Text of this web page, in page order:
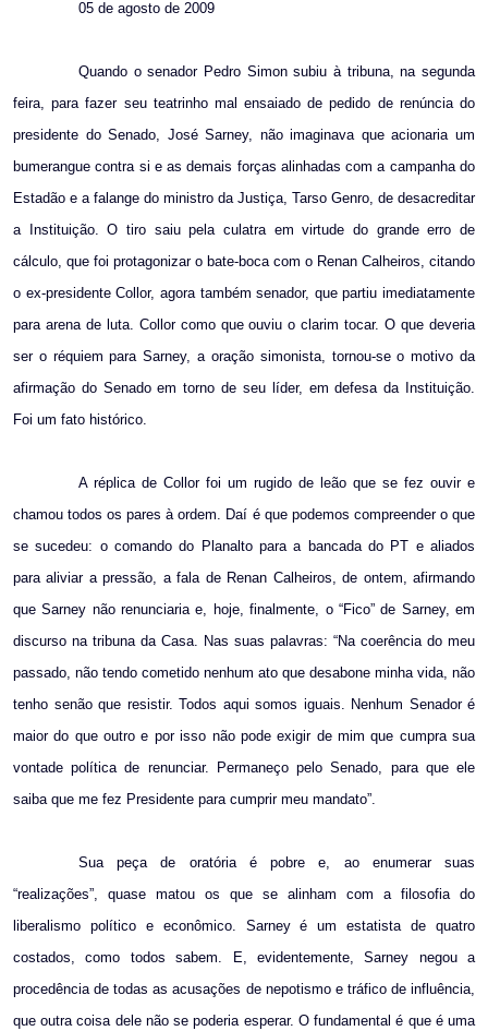
05 de agosto de 2009
Quando o senador Pedro Simon subiu à tribuna, na segunda
feira, para fazer seu teatrinho mal ensaiado de pedido de renúncia do
presidente do Senado, José Sarney, não imaginava que acionaria um
bumerangue contra si e as demais forças alinhadas com a campanha do
Estadão e a falange do ministro da Justiça, Tarso Genro, de desacreditar
a Instituição. O tiro saiu pela culatra em virtude do grande erro de
cálculo, que foi protagonizar o bate-boca com o Renan Calheiros, citando
o ex-presidente Collor, agora também senador, que partiu imediatamente
para arena de luta. Collor como que ouviu o clarim tocar. O que deveria
ser o réquiem para Sarney, a oração simonista, tornou-se o motivo da
afirmação do Senado em torno de seu líder, em defesa da Instituição.
Foi um fato histórico.
A réplica de Collor foi um rugido de leão que se fez ouvir e
chamou todos os pares à ordem. Daí é que podemos compreender o que
se sucedeu: o comando do Planalto para a bancada do PT e aliados
para aliviar a pressão, a fala de Renan Calheiros, de ontem, afirmando
que Sarney não renunciaria e, hoje, finalmente, o “Fico” de Sarney, em
discurso na tribuna da Casa. Nas suas palavras: “Na coerência do meu
passado, não tendo cometido nenhum ato que desabone minha vida, não
tenho senão que resistir. Todos aqui somos iguais. Nenhum Senador é
maior do que outro e por isso não pode exigir de mim que cumpra sua
vontade política de renunciar. Permaneço pelo Senado, para que ele
saiba que me fez Presidente para cumprir meu mandato”.
Sua peça de oratória é pobre e, ao enumerar suas
“realizações”, quase matou os que se alinham com a filosofia do
liberalismo político e econômico. Sarney é um estatista de quatro
costados, como todos sabem. E, evidentemente, Sarney negou a
procedência de todas as acusações de nepotismo e tráfico de influência,
que outra coisa dele não se poderia esperar. O fundamental é que é uma